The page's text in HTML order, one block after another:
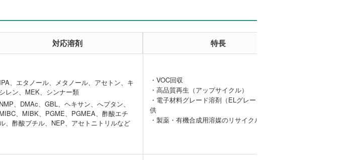
対応溶剤 特長
IPA、エタノール、メタノール、アセトン、キ
シレン、MEK、シンナー類
NMP、DMAc、GBL、ヘキサン、へプタン、
MIBC、MIBK、PGME、PGMEA、酢酸エチ
ル、酢酸ブチル、NEP、アセトニトリルなど
・VOC回収
・高品質再生（アップサイクル）
・電子材料グレード溶剤（ELグレード）の提
供
・製薬・有機合成用溶媒のリサイクル、精製